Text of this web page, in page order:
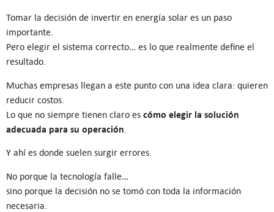
Tomar la decisión de invertir en energía solar es un paso
importante.
Pero elegir el sistema correcto… es lo que realmente define el
resultado.
Muchas empresas llegan a este punto con una idea clara: quieren
reducir costos.
Lo que no siempre tienen claro es cómo elegir la solución
adecuada para su operación
Y ahí es donde suelen surgir errores.
No porque la tecnología falle…
sino porque la decisión no se tomó con toda la información
necesaria.